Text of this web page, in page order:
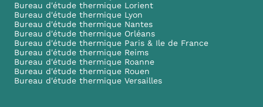
Bureau d'étude thermique Lorient
Bureau d'étude thermique Lyon
Bureau d'étude thermique Nantes
Bureau d'étude thermique Orléans
Bureau d'étude thermique Paris & Ile de France
Bureau d'étude thermique Reims
Bureau d'étude thermique Roanne
Bureau d'étude thermique Rouen
Bureau d'étude thermique Versailles